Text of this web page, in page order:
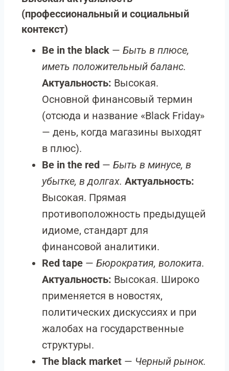
(профессиональный и социальный
контекст)
Be in the black — Быть в плюсе,
иметь положительный баланс.
Актуальность: Высокая.
Основной финансовый термин
(отсюда и название «Black Friday»
— день, когда магазины выходят
в плюс).
Be in the red — Быть в минусе, в
убытке, в долгах. Актуальность:
Высокая. Прямая
противоположность предыдущей
идиоме, стандарт для
финансовой аналитики.
Red tape — Бюрократия, волокита.
Актуальность: Высокая. Широко
применяется в новостях,
политических дискуссиях и при
жалобах на государственные
структуры.
The black market — Черный рынок.